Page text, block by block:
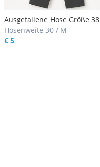
Ausgefallene Hose Größe 38
Hosenweite 30 / M
€ 5